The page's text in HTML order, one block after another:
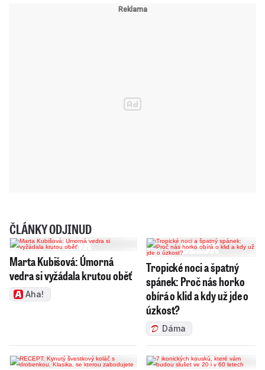
ČLÁNKY ODJINUD
Marta Kubišová: Úmorná
vedra si vyžádala krutou oběť
Aha!
Tropické noci a špatný
spánek: Proč nás horko
obírá o klid a kdy už jde o
úzkost?
Dáma